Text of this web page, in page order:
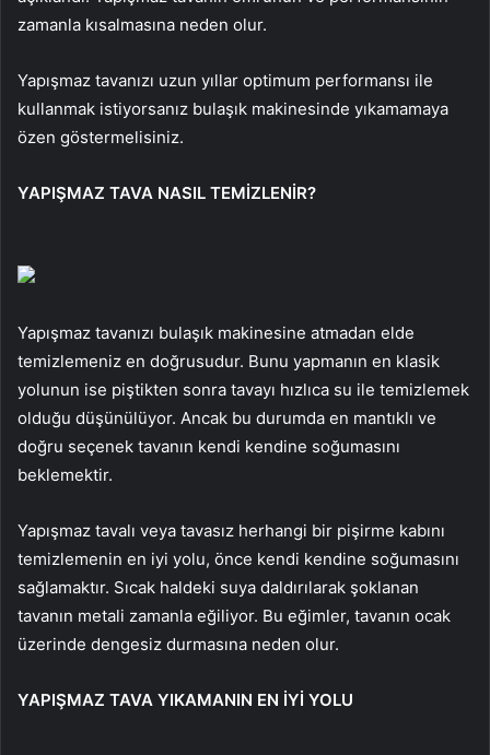
zamanla kısalmasına neden olur.
Yapışmaz tavanızı uzun yıllar optimum performansı ile
kullanmak istiyorsanız bulaşık makinesinde yıkamamaya
özen göstermelisiniz.
YAPIŞMAZ TAVA NASIL TEMİZLENİR?
Yapışmaz tavanızı bulaşık makinesine atmadan elde
temizlemeniz en doğrusudur. Bunu yapmanın en klasik
yolunun ise piştikten sonra tavayı hızlıca su ile temizlemek
olduğu düşünülüyor. Ancak bu durumda en mantıklı ve
doğru seçenek tavanın kendi kendine soğumasını
beklemektir.
Yapışmaz tavalı veya tavasız herhangi bir pişirme kabını
temizlemenin en iyi yolu, önce kendi kendine soğumasını
sağlamaktır. Sıcak haldeki suya daldırılarak şoklanan
tavanın metali zamanla eğiliyor. Bu eğimler, tavanın ocak
üzerinde dengesiz durmasına neden olur.
YAPIŞMAZ TAVA YIKAMANIN EN İYİ YOLU